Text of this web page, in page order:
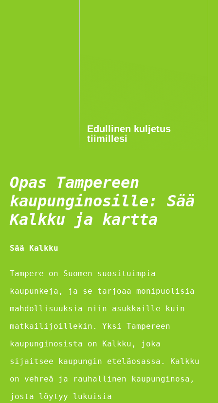
Edullinen kuljetus
tiimillesi
Opas Tampereen
kaupunginosille: Sää
Kalkku ja kartta
Sää Kalkku
Tampere on Suomen suosituimpia
kaupunkeja, ja se tarjoaa monipuolisia
mahdollisuuksia niin asukkaille kuin
matkailijoillekin. Yksi Tampereen
kaupunginosista on Kalkku, joka
sijaitsee kaupungin eteläosassa. Kalkku
on vehreä ja rauhallinen kaupunginosa,
josta löytyy lukuisia